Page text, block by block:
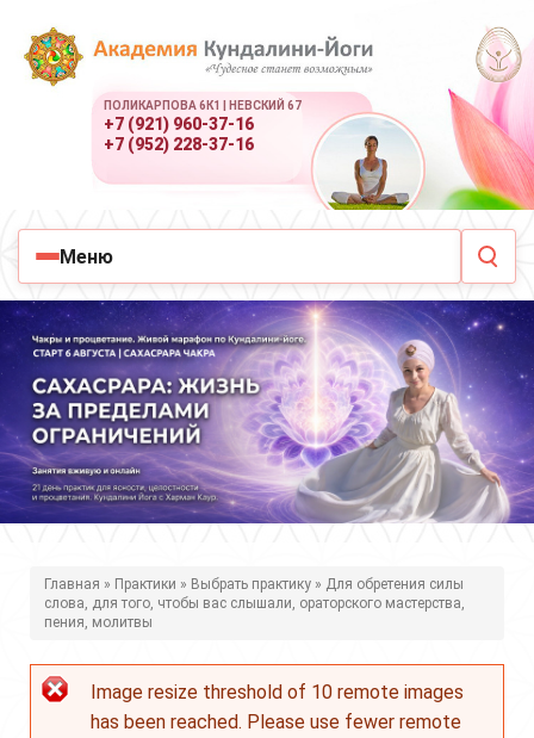
ПОЛИКАРПОВА 6К1 | НЕВСКИЙ 67
+7 (921) 960-37-16
+7 (952) 228-37-16
Меню
з
Главная » Практики » Выбрать практику » Для обретения силы
слова, для того, чтобы вас слышали, ораторского мастерства,
пения, молитвы
Сообщение
Image resize threshold of 10 remote images
has been reached. Please use fewer remote